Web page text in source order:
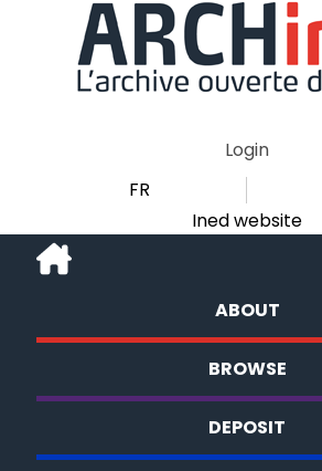
Login
FR
Ined website
ABOUT
BROWSE
DEPOSIT